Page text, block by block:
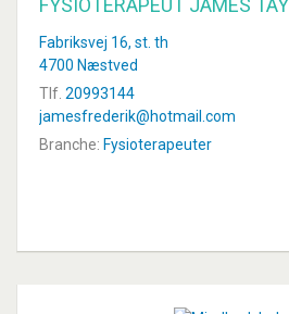
FYSIOTERAPEUT JAMES
Fabriksvej 16, st. th
4700 Næstved
Tlf. 20993144
jamesfrederik@hotmail.com
Branche: Fysioterapeuter